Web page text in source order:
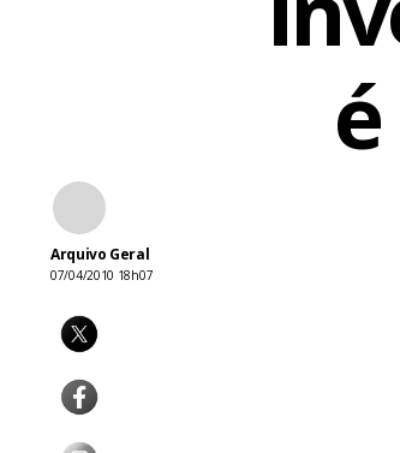
Arquivo Geral
07/04/2010 18h07